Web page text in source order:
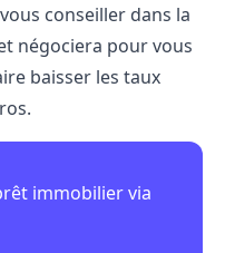
conseiller dans la
négociera pour vous
baisser les taux
immobilier via